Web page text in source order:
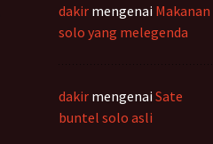
dakir mengenai Makanan
solo yang melegenda
dakir mengenai Sate
buntel solo asli